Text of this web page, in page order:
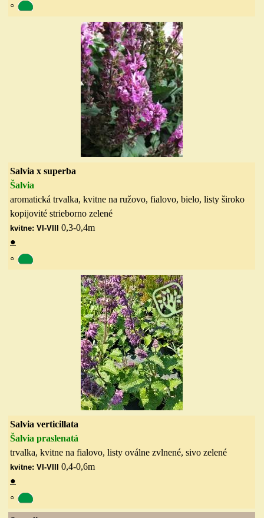
◦
Salvia x superba
Šalvia
aromatická trvalka, kvitne na ružovo, fialovo, bielo, listy široko
kopijovité strieborno zelené
kvitne: VI-VIII 0,3-0,4m
●
◦
Salvia verticillata
Šalvia praslenatá
trvalka, kvitne na fialovo, listy oválne zvlnené, sivo zelené
kvitne: VI-VIII 0,4-0,6m
●
◦